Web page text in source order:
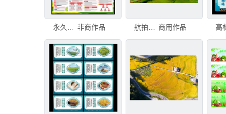
永久基本农田建成高标准农田 非商作品 航拍塘口 商用作品